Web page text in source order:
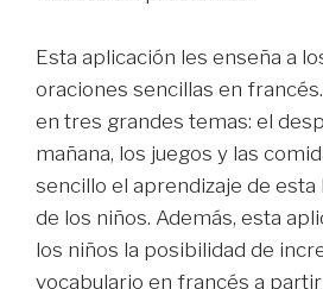
Esta aplicación les enseña a
oraciones sencillas en
en tres grandes temas: el
mañana, los juegos y las
sencillo el aprendizaje de
de los niños. Además, esta
los niños la posibilidad de
vocabulario en francés a